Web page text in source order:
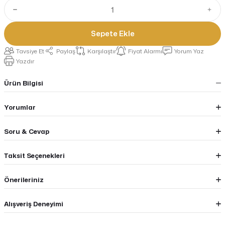
Sepete Ekle
Tavsiye Et Paylaş Karşılaştır Fiyat Alarmı
Yorum Yaz
Yazdır
Ürün Bilgisi
Yorumlar
Soru & Cevap
Taksit Seçenekleri
Önerileriniz
Alışveriş Deneyimi